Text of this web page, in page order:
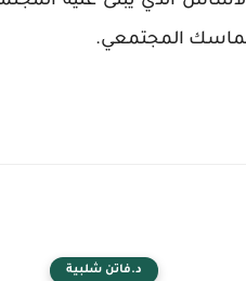
المجتمعي.
د.فاتن شلبية